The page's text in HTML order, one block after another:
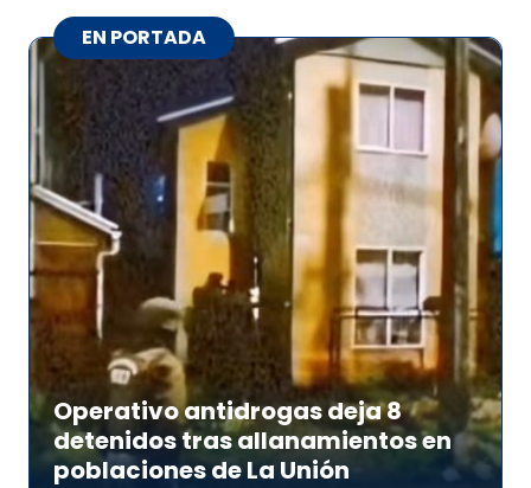
EN PORTADA
Operativo antidrogas deja 8
detenidos tras allanamientos en
poblaciones de La Unión